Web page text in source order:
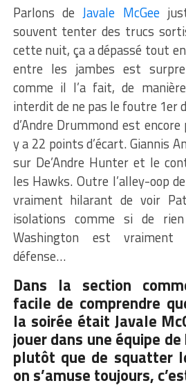
Parlons deJavale McGee
souvent tenter des trucs
cette nuit, ça a dépassé tout
entre les jambes est
comme il l’a fait, de
interdit de ne pas le foutre 1er
d’Andre Drummond est
y a 22 points d’écart. Giannis
sur De’Andre Hunter et le
les Hawks. Outre l’alley-oop
vraiment hilarant de voir
isolations comme si de
Washington est vraiment
défense…
Dans la section
facile de comprendre
la soirée était Javale
jouer dans une équipe
plutôt que de squatter
on s’amuse toujours,